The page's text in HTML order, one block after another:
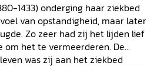
1433) onderging haar ziekbed
van opstandigheid, maar later
Zo zeer had zij het lijden lief
om het te vermeerderen. De
was zij aan het ziekbed